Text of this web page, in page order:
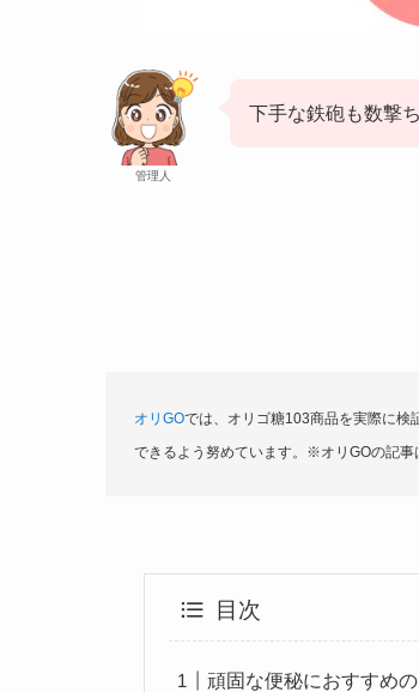
管理人
下手な鉄砲も数撃
オリGOでは、オリゴ糖103商品を実際に検
できるよう努めています。※オリGOの記事
目次
頑固な便秘におすすめ